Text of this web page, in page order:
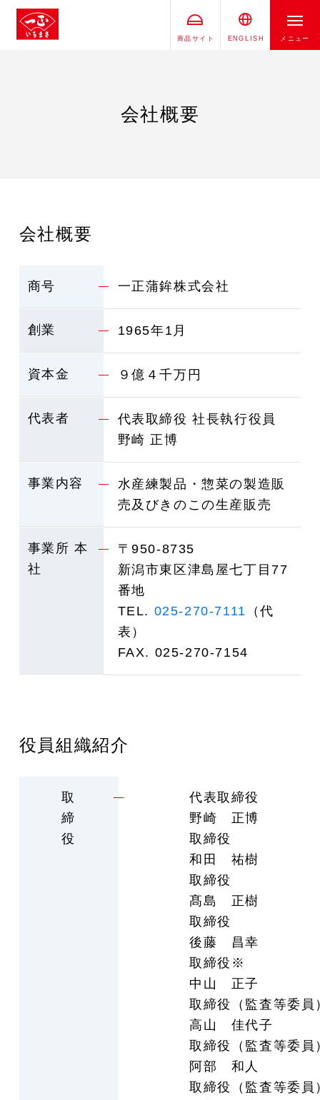
メニュー
商品サイト ENGLISH
会社概要
会社概要
商号 一正蒲鉾株式会社
創業 1965年1月
資本金 ９億４千万円
代表者
代表取締役 社長執行役員
野崎 正博
事業内容
水産練製品・惣菜の製造販
売及びきのこの生産販売
事業所 本
社
〒950-8735
新潟市東区津島屋七丁目77
番地
TEL. 025-270-7111 （代
表）
FAX. 025-270-7154
役員組織紹介
取
締
役
代表取締役
野崎 正博
取締役
和田 祐樹
取締役
髙島 正樹
取締役
後藤 昌幸
取締役※
中山 正子
取締役（監査等委員
高山 佳代子
取締役（監査等委
阿部 和人
取締役（監査等委